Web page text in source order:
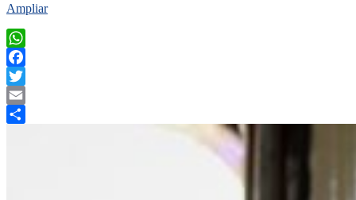
Ampliar
WhatsApp
Facebook
Twitter
Email